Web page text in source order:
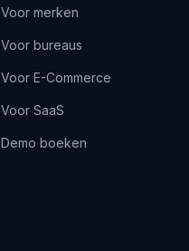
Voor merken
Voor bureaus
Voor E-Commerce
Voor SaaS
Demo boeken